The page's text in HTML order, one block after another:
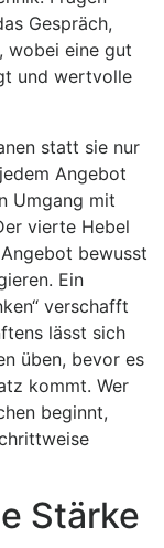
Gespräch,
wobei eine gut
und wertvolle
statt sie nur
Angebot
Umgang mit
vierte Hebel
bewusst
Ein
verschafft
lässt sich
üben, bevor es
kommt. Wer
beginnt,
Stärke